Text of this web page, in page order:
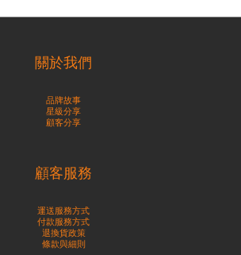
關於我們
品牌故事
星級分享
顧客分享
顧客服務
運送服務方式
付款服務方式
退換貨政策
條款與細則